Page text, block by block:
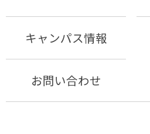
キャンパス情報
お問い合わせ